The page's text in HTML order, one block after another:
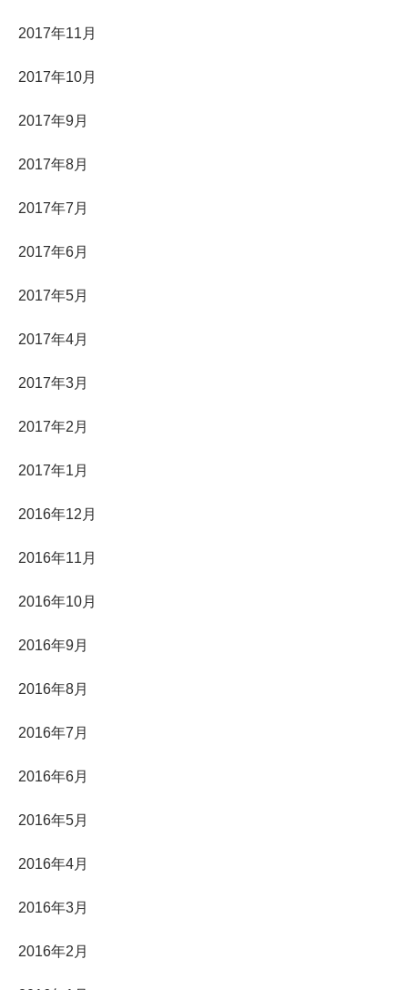
2017年11月
2017年10月
2017年9月
2017年8月
2017年7月
2017年6月
2017年5月
2017年4月
2017年3月
2017年2月
2017年1月
2016年12月
2016年11月
2016年10月
2016年9月
2016年8月
2016年7月
2016年6月
2016年5月
2016年4月
2016年3月
2016年2月